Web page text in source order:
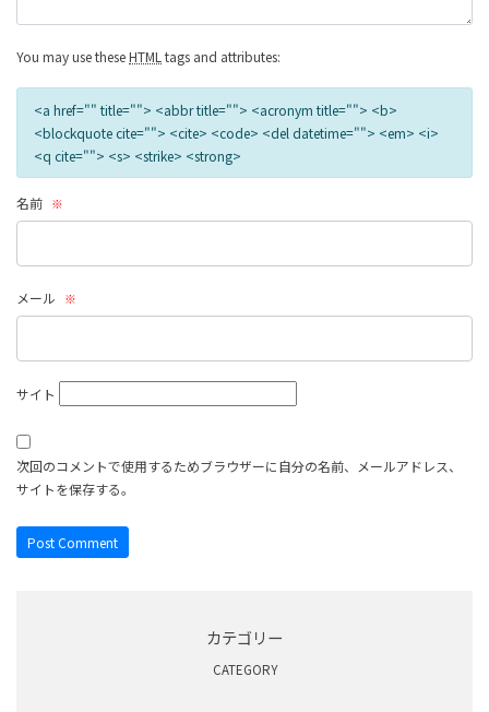
You may use theseHTML tags and attributes:
<a href="" title=""> <abbr title=""> <acronym title=""> <b>
<blockquote cite=""> <cite> <code> <del datetime=""> <em> <i>
<q cite=""> <s> <strike> <strong>
名前 ※
メール ※
サイト
次回のコメントで使用するためブラウザーに自分の名前、メールアドレス、
サイトを保存する。
カテゴリー
CATEGORY